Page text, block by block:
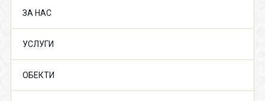
ЗА НАС
УСЛУГИ
ОБЕКТИ